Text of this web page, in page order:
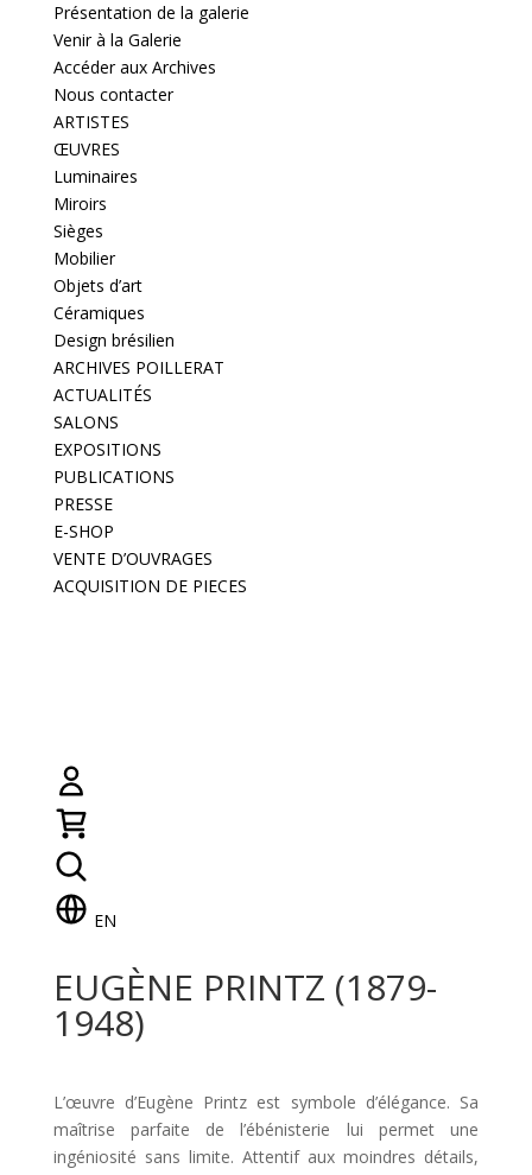
Présentation de la galerie
Venir à la Galerie
Accéder aux Archives
Nous contacter
ARTISTES
ŒUVRES
Luminaires
Miroirs
Sièges
Mobilier
Objets d’art
Céramiques
Design brésilien
ARCHIVES POILLERAT
ACTUALITÉS
SALONS
EXPOSITIONS
PUBLICATIONS
PRESSE
E-SHOP
VENTE D’OUVRAGES
ACQUISITION DE PIECES
EN
EUGÈNE PRINTZ (1879-
1948)
L’œuvre d’Eugène Printz est symbole d’élégance. Sa
maîtrise parfaite de l’ébénisterie lui permet une
ingéniosité sans limite. Attentif aux moindres détails,